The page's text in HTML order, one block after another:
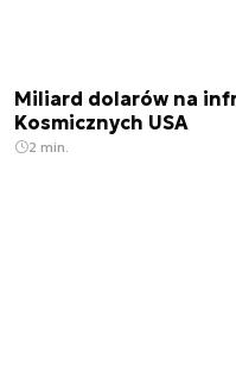
Miliard dolarów na
Kosmicznych USA
2 min.